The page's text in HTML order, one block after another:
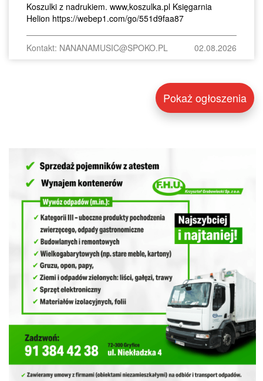
Koszulki z nadrukiem. www,koszulka.pl Księgarnia
Helion https://webep1.com/go/551d9faa87
Kontakt: NANANAMUSIC@SPOKO.PL 02.08.2026
Pokaż ogłoszenia